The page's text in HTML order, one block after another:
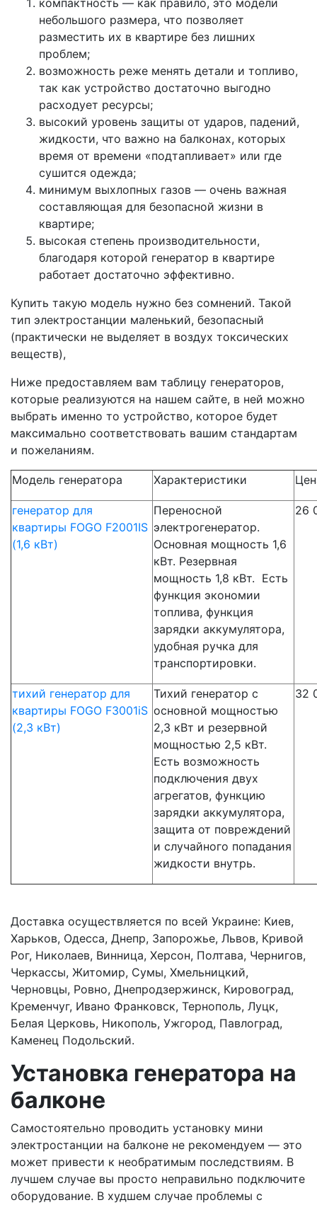
компактность — как правило, это модели
небольшого размера, что позволяет
разместить их в квартире без лишних
проблем;
возможность реже менять детали и топливо,
так как устройство достаточно выгодно
расходует ресурсы;
высокий уровень защиты от ударов, падений,
жидкости, что важно на балконах, которых
время от времени «подтапливает» или где
сушится одежда;
минимум выхлопных газов — очень важная
составляющая для безопасной жизни в
квартире;
высокая степень производительности,
благодаря которой генератор в квартире
работает достаточно эффективно.
Купить такую модель нужно без сомнений. Такой
тип электростанции маленький, безопасный
(практически не выделяет в воздух токсических
веществ),
Ниже предоставляем вам таблицу генераторов,
которые реализуются на нашем сайте, в ней можно
выбрать именно то устройство, которое будет
максимально соответствовать вашим стандартам
и пожеланиям.
Модель генератора Характеристики
генератор для
квартиры FOGO F2001IS
(1,6 кВт)
Переносной
электрогенератор.
Основная мощность 1,6
кВт. Резервная
мощность 1,8 кВт. Есть
функция экономии
топлива, функция
зарядки аккумулятора,
удобная ручка для
транспортировки.
26
тихий генератор для
квартиры FOGO F3001iS
(2,3 кВт)
Тихий генератор с
основной мощностью
2,3 кВт и резервной
мощностью 2,5 кВт.
Есть возможность
подключения двух
агрегатов, функцию
зарядки аккумулятора,
защита от повреждений
и случайного попадания
жидкости внутрь.
32
Доставка осуществляется по всей Украине: Киев,
Харьков, Одесса, Днепр, Запорожье, Львов, Кривой
Рог, Николаев, Винница, Херсон, Полтава, Чернигов,
Черкассы, Житомир, Сумы, Хмельницкий,
Черновцы, Ровно, Днепродзержинск, Кировоград,
Кременчуг, Ивано Франковск, Тернополь, Луцк,
Белая Церковь, Никополь, Ужгород, Павлоград,
Каменец Подольский.
Установка генератора на
балконе
Самостоятельно проводить установку мини
электростанции на балконе не рекомендуем — это
может привести к необратимым последствиям. В
лучшем случае вы просто неправильно подключите
оборудование. В худшем случае проблемы с